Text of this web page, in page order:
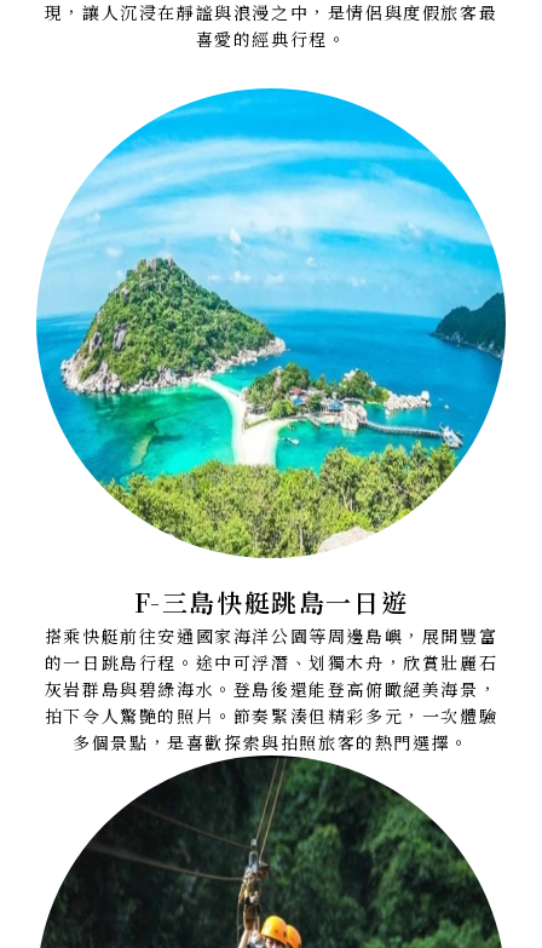
現，讓人沉浸在靜謐與浪漫之中，是情侶與度假旅客最
喜愛的經典行程。
F-三島快艇跳島一日遊
搭乘快艇前往安通國家海洋公園等周邊島嶼，展開豐富
的一日跳島行程。途中可浮潛、划獨木舟，欣賞壯麗石
灰岩群島與碧綠海水。登島後還能登高俯瞰絕美海景，
拍下令人驚艷的照片。節奏緊湊但精彩多元，一次體驗
多個景點，是喜歡探索與拍照旅客的熱門選擇。